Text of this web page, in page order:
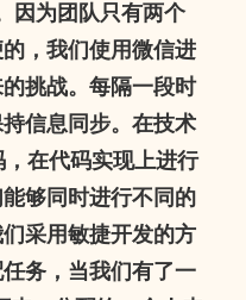
因为团队只有两个
，我们使用微信进
挑战。每隔一段时
信息同步。在技术
，在代码实现上进行
够同时进行不同的
采用敏捷开发的方
务，当我们有了一